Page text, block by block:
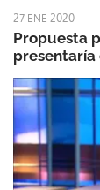
27 ENE 2020
Propuesta
presentaría